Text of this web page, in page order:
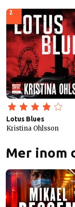
2
Lotus Blues
Kristina Ohlsson
Mer inom